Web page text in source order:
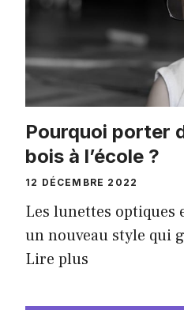
Pourquoi porter
bois à l’école ?
12 DÉCEMBRE 2022
Les lunettes optiques
un nouveau style qui
Lire plus